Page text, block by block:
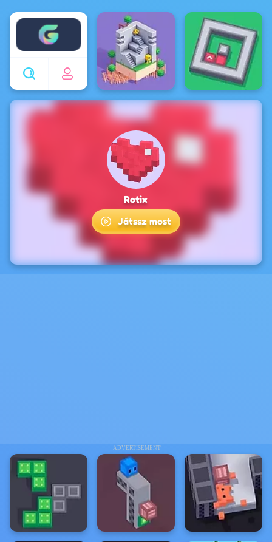
Enjoy4fun
ADVERTISEMENT
Rotix
Játssz most